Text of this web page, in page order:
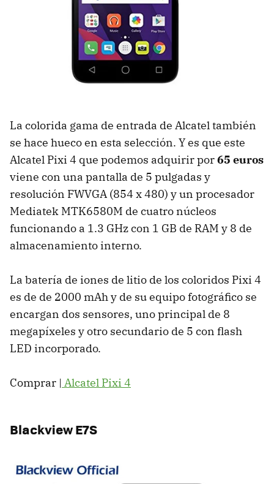
La colorida gama de entrada de Alcatel también
se hace hueco en esta selección. Y es que este
Alcatel Pixi 4 que podemos adquirir por65 euros
viene con una pantalla de 5 pulgadas y
resolución FWVGA (854 x 480) y un procesador
Mediatek MTK6580M de cuatro núcleos
funcionando a 1.3 GHz con 1 GB de RAM y 8 de
almacenamiento interno.
La batería de iones de litio de los coloridos Pixi 4
es de de 2000 mAh y de su equipo fotográfico se
encargan dos sensores, uno principal de 8
megapíxeles y otro secundario de 5 con flash
LED incorporado.
Comprar | Alcatel Pixi 4
Blackview E7S